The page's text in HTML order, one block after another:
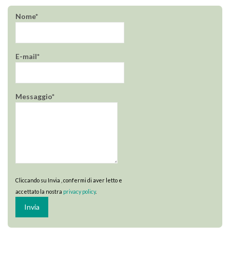
Nome*
E-mail*
Messaggio*
Cliccando su Invia , confermi di aver letto e
accettato la nostra privacy policy.